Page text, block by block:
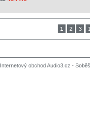
1 2 3
Internetový obchod Audio3.cz -